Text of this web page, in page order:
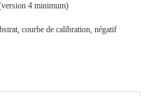
4 minimum)
courbe de calibration, négatif